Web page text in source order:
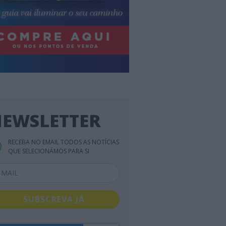
RECEBA NO EMAIL TODOS AS NOTÍCIAS
QUE SELECIONÁMOS PARA SI
SUBSCREVA JÁ